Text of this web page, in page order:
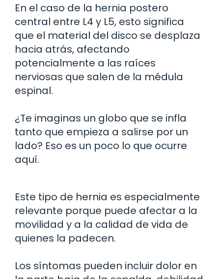
En el caso de la hernia postero
central entre L4 y L5, esto significa
que el material del disco se desplaza
hacia atrás, afectando
potencialmente a las raíces
nerviosas que salen de la médula
espinal.
¿Te imaginas un globo que se infla
tanto que empieza a salirse por un
lado? Eso es un poco lo que ocurre
aquí.
Este tipo de hernia es especialmente
relevante porque puede afectar a la
movilidad y a la calidad de vida de
quienes la padecen.
Los síntomas pueden incluir dolor en